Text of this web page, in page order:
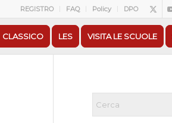
REGISTRO FAQ Policy DPO
CLASSICO LES VISITA LE SCUOLE